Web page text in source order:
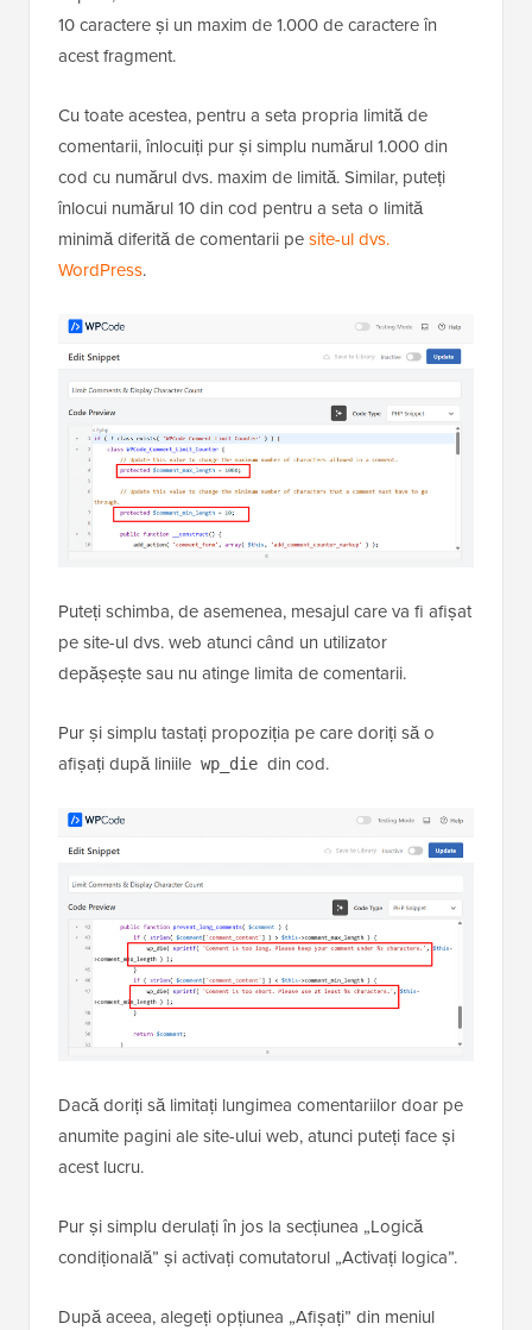
10 caractere și un maxim de 1.000 de caractere în
acest fragment.
Cu toate acestea, pentru a seta propria limită de
comentarii, înlocuiți pur și simplu numărul 1.000 din
cod cu numărul dvs. maxim de limită. Similar, puteți
înlocui numărul 10 din cod pentru a seta o limită
minimă diferită de comentarii pesite-ul dvs.
WordPress.
Puteți schimba, de asemenea, mesajul care va fi afișat
pe site-ul dvs. web atunci când un utilizator
depășește sau nu atinge limita de comentarii.
Pur și simplu tastați propoziția pe care doriți să o
afișați după liniile wp_die din cod.
Dacă doriți să limitați lungimea comentariilor doar pe
anumite pagini ale site-ului web, atunci puteți face și
acest lucru.
Pur și simplu derulați în jos la secțiunea „Logică
condițională” și activați comutatorul „Activați logica”.
După aceea, alegeți opțiunea „Afișați” din meniul